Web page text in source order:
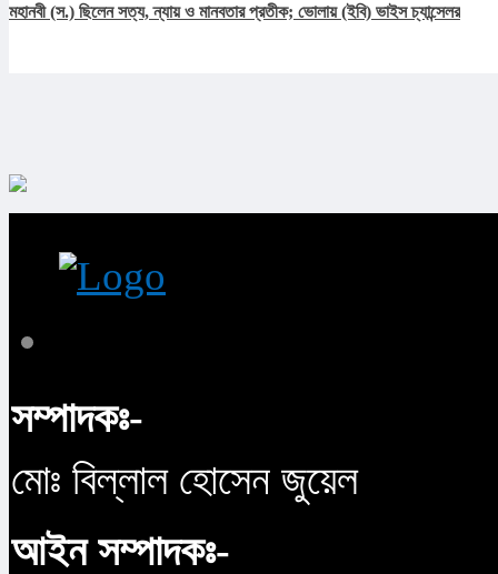
মহানবী (স.) ছিলেন সত্য, ন্যায় ও মানবতার প্রতীক; ভোলায় (ইবি) ভাইস চ্যান্সেলর
সম্পাদকঃ-
মোঃ বিল্লাল হোসেন জুয়েল
আইন সম্পাদকঃ-